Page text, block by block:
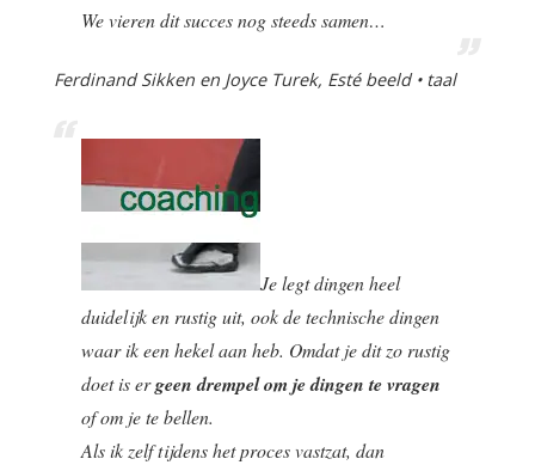
We vieren dit succes nog steeds samen…
Ferdinand Sikken en Joyce Turek, Esté beeld • taal
Je legt dingen heel
duidelijk en rustig uit, ook de technische dingen
waar ik een hekel aan heb. Omdat je dit zo rustig
doet is ergeen drempel om je dingen te vragen
of om je te bellen.
Als ik zelf tijdens het proces vastzat, dan